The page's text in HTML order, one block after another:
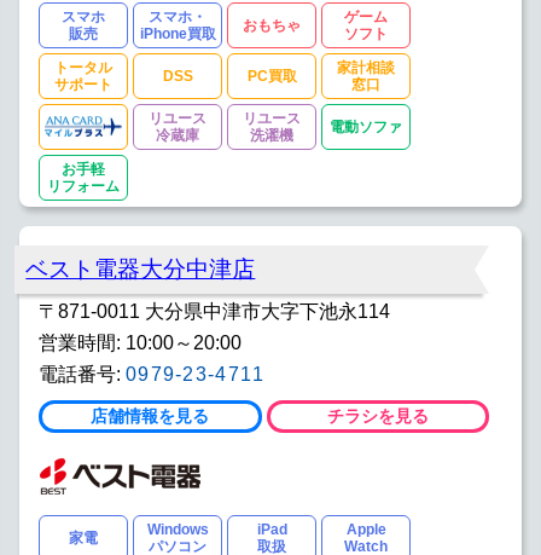
スマホ
販売
スマホ・
iPhone買取
おもちゃ
ゲーム
ソフト
トータル
サポート
DSS PC買取
家計相談
窓口
リユース
冷蔵庫
リユース
洗濯機
電動ソファ
お手軽
リフォーム
ベスト電器大分中津店
〒871-0011 大分県中津市大字下池永114
営業時間: 10:00～20:00
電話番号: 0979-23-4711
店舗情報を見る チラシを見る
家電
Windows
パソコン
iPad
取扱
Apple
Watch